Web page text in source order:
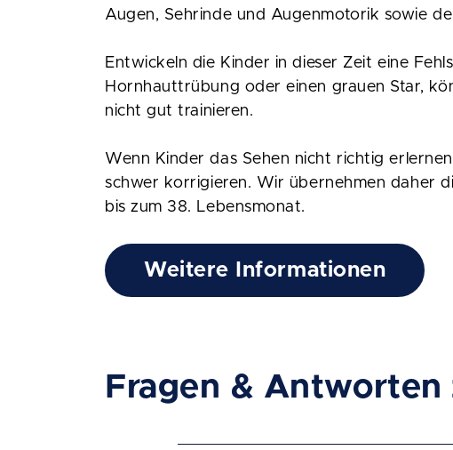
Augen, Sehrinde und Augenmotorik sowie
Entwickeln die Kinder in dieser Zeit eine
Hornhauttrübung oder einen grauen Star,
nicht gut trainieren.
Wenn Kinder das Sehen nicht richtig
schwer korrigieren. Wir übernehmen daher
bis zum 38. Lebensmonat.
Weitere Informationen
Fragen & Antworten